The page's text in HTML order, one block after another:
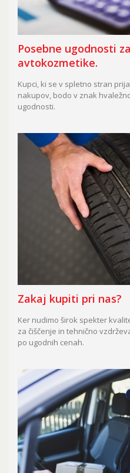
Posebne ugodnosti
avtokozmetike.
Kupci, ki se v spletno stran
nakupov, bodo v znak
ugodnosti.
Zakaj kupiti pri nas?
Ker nudimo širok spekter
za čiščenje in tehnično
po ugodnih cenah.